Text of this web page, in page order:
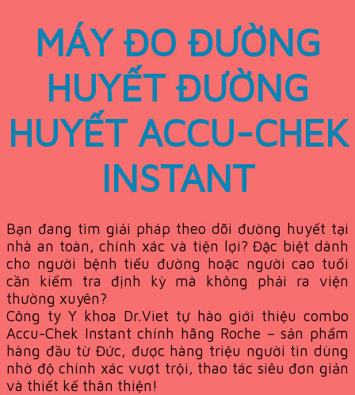
MÁY ĐO ĐƯỜNG
HUYẾT ĐƯỜNG
HUYẾT ACCU-CHEK
INSTANT
Bạn đang tìm giải pháp theo dõi đường huyết tại
nhà an toàn, chính xác và tiện lợi? Đặc biệt dành
cho người bệnh tiểu đường hoặc người cao tuổi
cần kiểm tra định kỳ mà không phải ra viện
thường xuyên?
Công ty Y khoa Dr.Viet tự hào giới thiệu combo
Accu-Chek Instant chính hãng Roche – sản phẩm
hàng đầu từ Đức, được hàng triệu người tin dùng
nhờ độ chính xác vượt trội, thao tác siêu đơn giản
và thiết kế thân thiện!